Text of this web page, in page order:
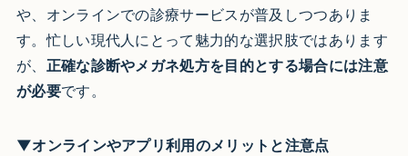
や、オンラインでの診療サービスが普及しつつありま
す。忙しい現代人にとって魅力的な選択肢ではあります
が、 正確な診断やメガネ処方を目的とする場合には注意
が必要です。
▼オンラインやアプリ利用のメリットと注意点